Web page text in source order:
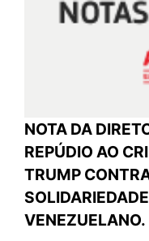
NOTA DA
REPÚDIO AO
TRUMP
VENEZUELANO.